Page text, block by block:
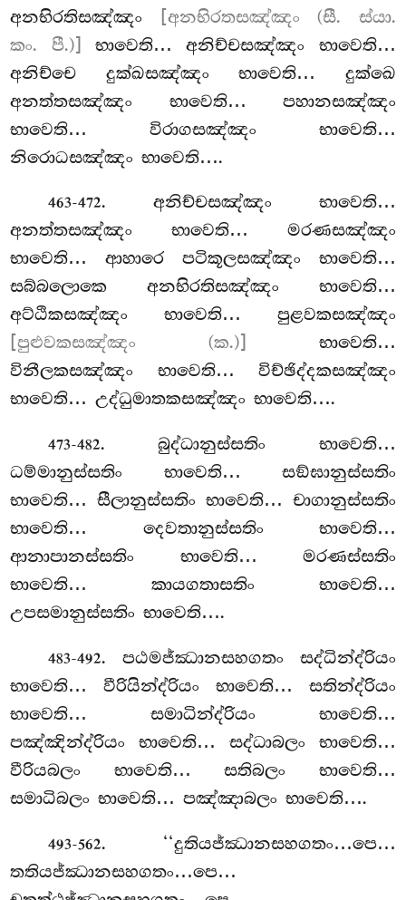
අනභිරතිසඤ්ඤං
[අනභිරතසඤ්ඤං (සී. ස්යා.
කං. පී.)]
භාවෙති… අනිච්චසඤ්ඤං භාවෙති…
අනිච්චෙ දුක්ඛසඤ්ඤං භාවෙති… දුක්ඛෙ
අනත්තසඤ්ඤං භාවෙති… පහානසඤ්ඤං
භාවෙති… විරාගසඤ්ඤං භාවෙති…
නිරොධසඤ්ඤං භාවෙති….
463-472. අනිච්චසඤ්ඤං භාවෙති…
අනත්තසඤ්ඤං භාවෙති… මරණසඤ්ඤං
භාවෙති… ආහාරෙ පටිකූලසඤ්ඤං භාවෙති…
සබ්බලොකෙ අනභිරතිසඤ්ඤං භාවෙති…
අට්ඨිකසඤ්ඤං භාවෙති… පුළවකසඤ්ඤං
[පුළුවකසඤ්ඤං (ක.)]
භාවෙති…
විනීලකසඤ්ඤං භාවෙති… විච්ඡිද්දකසඤ්ඤං
භාවෙති… උද්ධුමාතකසඤ්ඤං භාවෙති….
473-482. බුද්ධානුස්සතිං භාවෙති…
ධම්මානුස්සතිං භාවෙති… සඞ්ඝානුස්සතිං
භාවෙති… සීලානුස්සතිං භාවෙති… චාගානුස්සතිං
භාවෙති… දෙවතානුස්සතිං භාවෙති…
ආනාපානස්සතිං භාවෙති… මරණස්සතිං
භාවෙති… කායගතාසතිං භාවෙති…
උපසමානුස්සතිං භාවෙති….
483-492. පඨමජ්ඣානසහගතං සද්ධින්ද්රියං
භාවෙති… වීරියින්ද්රියං භාවෙති… සතින්ද්රියං
භාවෙති… සමාධින්ද්රියං භාවෙති…
පඤ්ඤින්ද්රියං භාවෙති… සද්ධාබලං භාවෙති…
වීරියබලං භාවෙති… සතිබලං භාවෙති…
සමාධිබලං භාවෙති… පඤ්ඤාබලං භාවෙති….
493-562. ‘‘දුතියජ්ඣානසහගතං…පෙ…
තතියජ්ඣානසහගතං…පෙ…